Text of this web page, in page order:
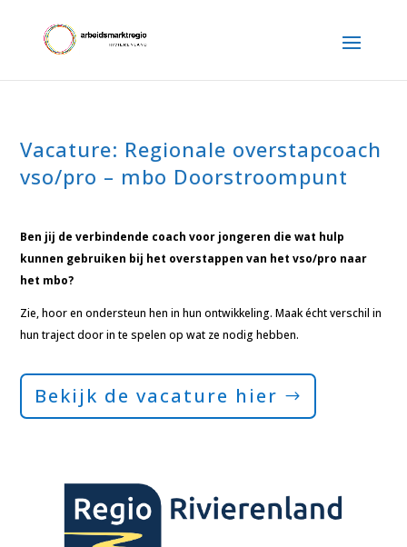
Vacature: Regionale overstapcoach
vso/pro – mbo Doorstroompunt
Ben jij de verbindende coach voor jongeren die wat hulp
kunnen gebruiken bij het overstappen van het vso/pro naar
het mbo?
Zie, hoor en ondersteun hen in hun ontwikkeling. Maak écht verschil in
hun traject door in te spelen op wat ze nodig hebben.
Bekijk de vacature hier